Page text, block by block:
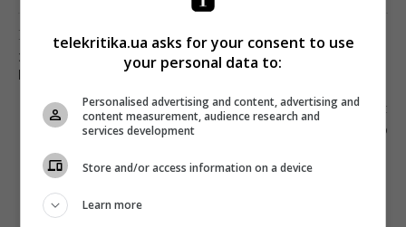
Попередня стаття
ЗДОГАДКИ ПІДТВЕРДИЛИСЯ: СТУДІЯ MARVEL
ПОКАЗАЛА УРИВОК МАЙБУТНІХ «МЕСНИКІВ»
Наступна стаття
ICTV ПОКАЖЕ ТЕЛЕВЕРСІЮ ФІЛЬМУ «ПРАВИЛО
telekritika.ua asks for your consent to use
your personal data to:
Personalised advertising and content, advertising and
content measurement, audience research and
services development
Store and/or access information on a device
Learn more